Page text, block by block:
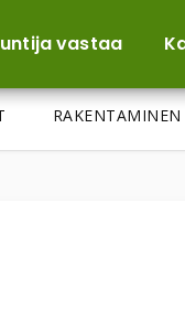
vastaa
RAKENTAMINEN